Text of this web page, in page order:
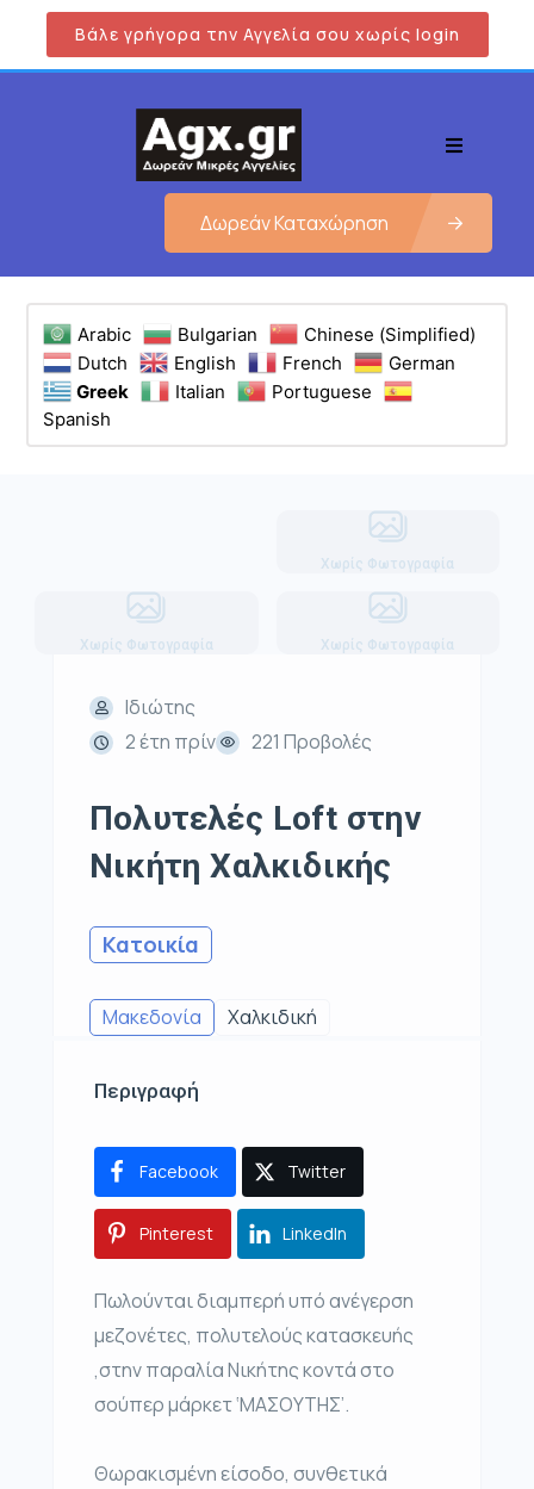
Βάλε γρήγορα την Αγγελία σου χωρίς login
Δωρεάν Καταχώρηση
Arabic Bulgarian
Chinese (Simplified)
Dutch
English French
German
Greek
Italian
Portuguese
Spanish
Χωρίς Φωτογραφία
Χωρίς Φωτογραφία Χωρίς Φωτογραφία
Ιδιώτης
2 έτη πρίν
221 Προβολές
Πολυτελές Loft στην
Νικήτη Χαλκιδικής
Κατοικία
Μακεδονία Χαλκιδική
Περιγραφή
Facebook Twitter
Pinterest LinkedIn
Πωλούνται διαμπερή υπό ανέγερση
μεζονέτες, πολυτελούς κατασκευής
,στην παραλία Νικήτης κοντά στο
σούπερ μάρκετ ‘ΜΑΣΟΥΤΗΣ’.
Θωρακισμένη είσοδο, συνθετικά